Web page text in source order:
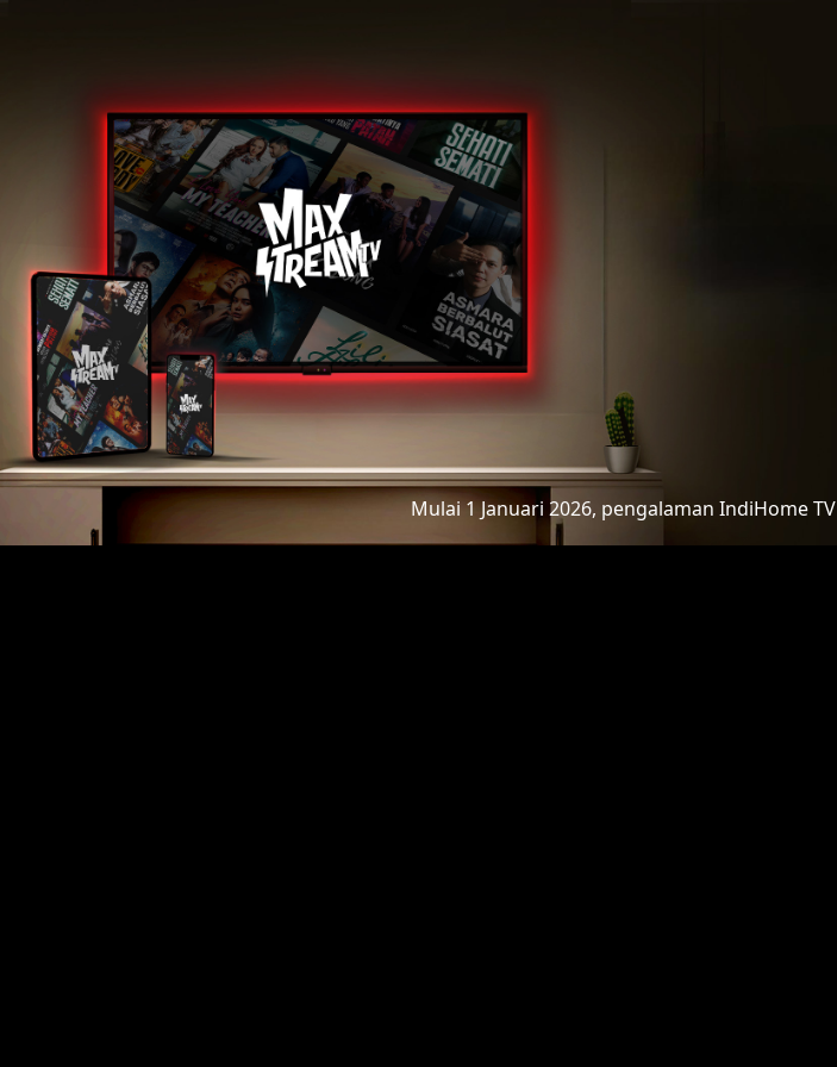
Mulai 1 Januari 2026, pengalaman IndiHome TV